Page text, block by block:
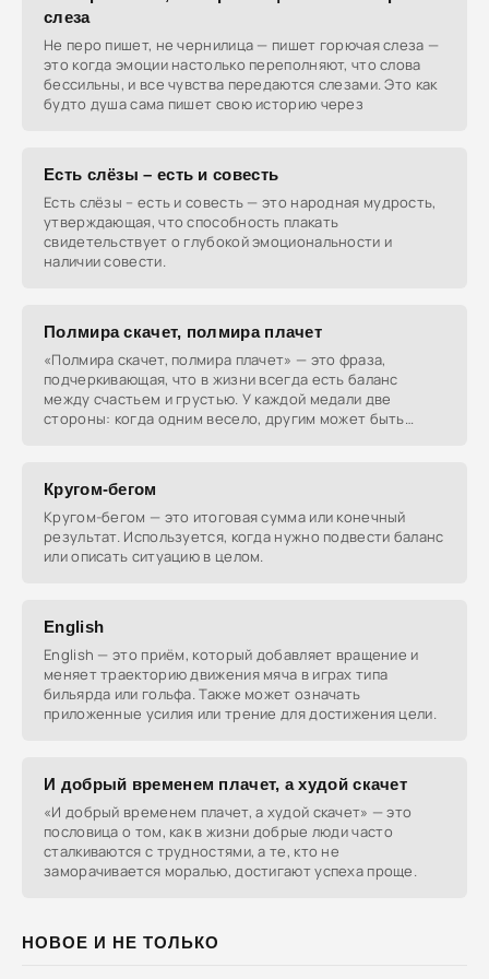
НОВОЕ И НЕ ТОЛЬКО
слеза
Не перо пишет, не чернилица — пишет горючая слеза —
это когда эмоции настолько переполняют, что слова
бессильны, и все чувства передаются слезами. Это как
будто душа сама пишет свою историю через
Есть слёзы – есть и совесть
Есть слёзы – есть и совесть — это народная мудрость,
утверждающая, что способность плакать
свидетельствует о глубокой эмоциональности и
наличии совести.
Полмира скачет, полмира плачет
«Полмира скачет, полмира плачет» — это фраза,
подчеркивающая, что в жизни всегда есть баланс
между счастьем и грустью. У каждой медали две
стороны: когда одним весело, другим может быть
Кругом-бегом
Кругом-бегом — это итоговая сумма или конечный
результат. Используется, когда нужно подвести баланс
или описать ситуацию в целом.
English
English — это приём, который добавляет вращение и
меняет траекторию движения мяча в играх типа
бильярда или гольфа. Также может означать
приложенные усилия или трение для достижения цели.
И добрый временем плачет, а худой скачет
«И добрый временем плачет, а худой скачет» — это
пословица о том, как в жизни добрые люди часто
сталкиваются с трудностями, а те, кто не
заморачивается моралью, достигают успеха проще.